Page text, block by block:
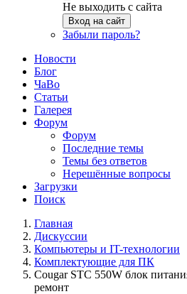
Не выходить с сайта
Вход на сайт
Забыли пароль?
Новости
Блог
ЧаВо
Статьи
Галерея
Форум
Форум
Последние темы
Темы без ответов
Нерешённые вопросы
Загрузки
Поиск
Главная
Дискуссии
Компьютеры и IT-технологии
Комплектующие для ПК
Cougar STC 550W блок
ремонт